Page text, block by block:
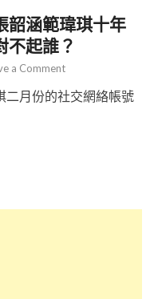
韶涵範瑋琪十年
不起誰？
a Comment
二月份的社交網絡帳號